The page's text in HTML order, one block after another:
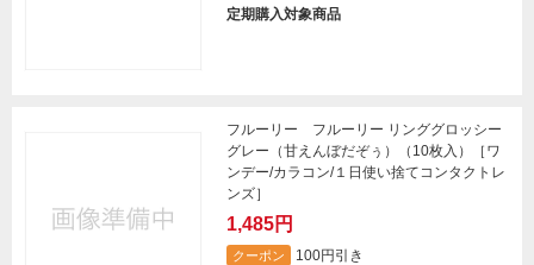
定期購入対象商品
フルーリー フルーリー リンググロッシー
グレー（甘えんぼだぞぅ）（10枚入）［ワ
ンデー/カラコン/１日使い捨てコンタクトレ
ンズ］
1,485円
クーポン 100円引き